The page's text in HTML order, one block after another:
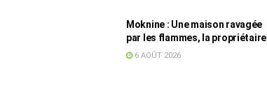
Moknine : Une maison ravagée
par les flammes, la propriétaire
accuse la STEG et la SONEDE
6 AOÛT 2026